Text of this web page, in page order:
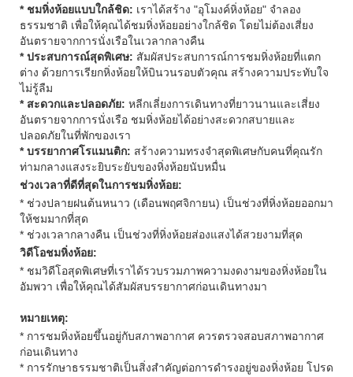
* ชมหิ่งห้อยแบบใกล้ชิด: เราได้สร้าง "อุโมงค์หิ่งห้อย" จำลอง
ธรรมชาติ เพื่อให้คุณได้ชมหิ่งห้อยอย่างใกล้ชิด โดยไม่ต้องเสี่ยง
อันตรายจากการนั่งเรือในเวลากลางคืน
* ประสบการณ์สุดพิเศษ: สัมผัสประสบการณ์การชมหิ่งห้อยที่แตก
ต่าง ด้วยการเรียกหิ่งห้อยให้บินวนรอบตัวคุณ สร้างความประทับใจ
ไม่รู้ลืม
* สะดวกและปลอดภัย: หลีกเลี่ยงการเดินทางที่ยาวนานและเสี่ยง
อันตรายจากการนั่งเรือ ชมหิ่งห้อยได้อย่างสะดวกสบายและ
ปลอดภัยในที่พักของเรา
* บรรยากาศโรแมนติก: สร้างความทรงจำสุดพิเศษกับคนที่คุณรัก
ท่ามกลางแสงระยิบระยับของหิ่งห้อยนับหมื่น
ช่วงเวลาที่ดีที่สุดในการชมหิ่งห้อย:
* ช่วงปลายฝนต้นหนาว (เดือนพฤศจิกายน) เป็นช่วงที่หิ่งห้อยออกมา
ให้ชมมากที่สุด
* ช่วงเวลากลางคืน เป็นช่วงที่หิ่งห้อยส่องแสงได้สวยงามที่สุด
วิดีโอชมหิ่งห้อย:
* ชมวิดีโอสุดพิเศษที่เราได้รวบรวมภาพความงดงามของหิ่งห้อยใน
อัมพวา เพื่อให้คุณได้สัมผัสบรรยากาศก่อนเดินทางมา
หมายเหตุ:
* การชมหิ่งห้อยขึ้นอยู่กับสภาพอากาศ ควรตรวจสอบสภาพอากาศ
ก่อนเดินทาง
* การรักษาธรรมชาติเป็นสิ่งสำคัญต่อการดำรงอยู่ของหิ่งห้อย โปรด